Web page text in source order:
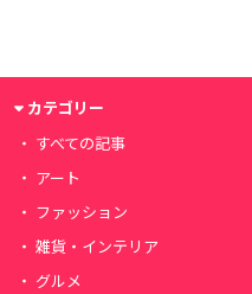
カテゴリー
すべての記事
アート
ファッション
雑貨・インテリア
グルメ